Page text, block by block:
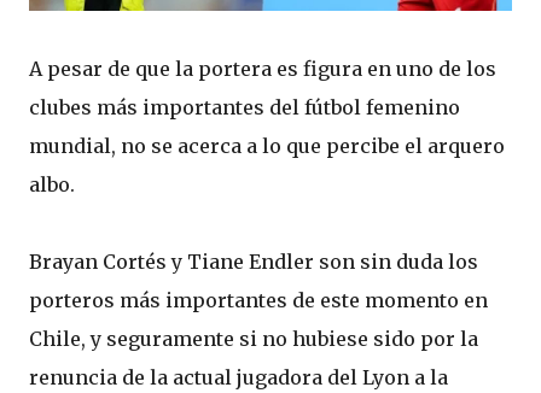
A pesar de que la portera es figura en uno de los
clubes más importantes del fútbol femenino
mundial, no se acerca a lo que percibe el arquero
albo.
Brayan Cortés y Tiane Endler son sin duda los
porteros más importantes de este momento en
Chile, y seguramente si no hubiese sido por la
renuncia de la actual jugadora del Lyon a la